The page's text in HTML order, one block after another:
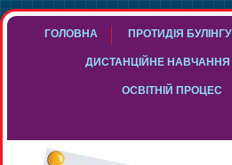
ГОЛОВНА ПРОТИДІЯ БУЛІНГУ
ДИСТАНЦІЙНЕ НАВЧАННЯ
ОСВІТНІЙ ПРОЦЕС